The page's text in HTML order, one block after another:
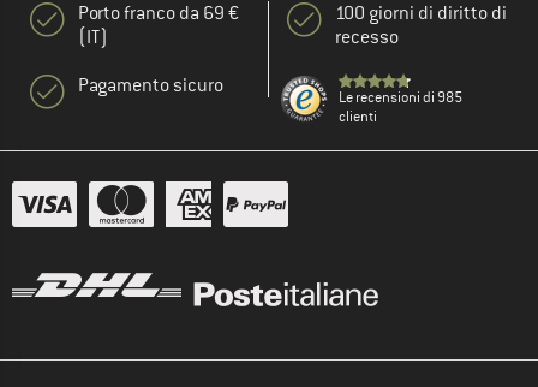
Porto franco da 69 €
(IT)
Pagamento sicuro
100 giorni di diritto di
recesso
Le recensioni di 985
clienti